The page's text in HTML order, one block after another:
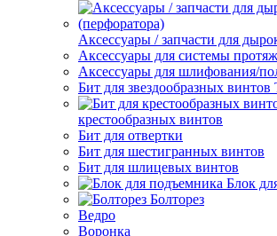
Аксессуары / запчасти для
Аксессуары для системы
Аксессуары для шлифования/
Бит для звездообразных винтов
крестообразных винтов
Бит для отвертки
Бит для шестигранных винтов
Бит для шлицевых винтов
Блок
Болторез
Ведро
Воронка